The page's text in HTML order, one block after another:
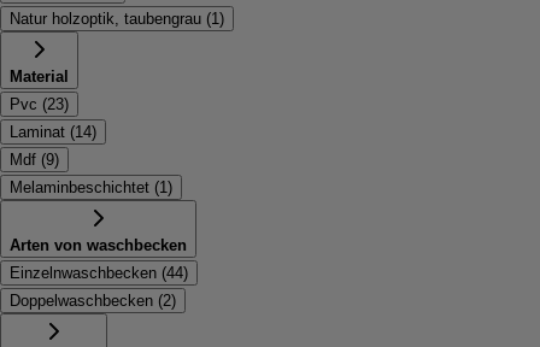
Natur holzoptik, taubengrau (1 )
Material
Pvc (23)
Laminat (14)
Mdf (9)
Melaminbeschichtet (1 )
Arten von waschbecken
Einzelnwaschbecken (44)
Doppelwaschbecken (2)